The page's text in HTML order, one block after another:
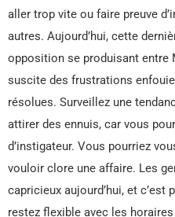
aller trop vite ou faire preuve
autres. Aujourd’hui, cette
opposition se produisant entre
suscite des frustrations
résolues. Surveillez une
attirer des ennuis, car vous
d’instigateur. Vous pourriez
vouloir clore une affaire. Les
capricieux aujourd’hui, et
restez flexible avec les